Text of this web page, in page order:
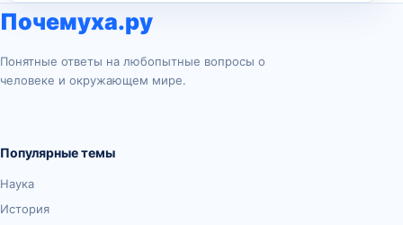
Почемуха.ру
Понятные ответы на любопытные вопросы о
человеке и окружающем мире.
Популярные темы
Наука
История